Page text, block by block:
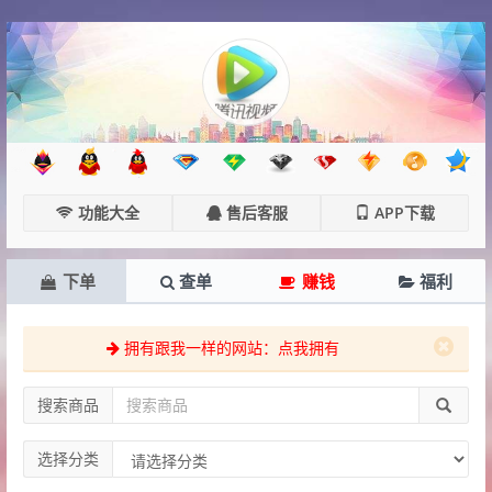
功能大全 售后客服 APP下载
下单 查单 赚钱 福利
拥有跟我一样的网站：点我拥有
搜索商品
选择分类